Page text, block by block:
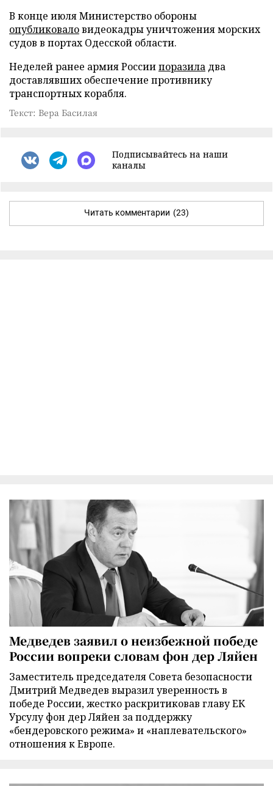
В конце июля Министерство обороны
опубликоваловидеокадры уничтожения морских
судов в портах Одесской области.
Неделей ранее армия Россиипоразила два
доставлявших обеспечение противнику
транспортных корабля.
Текст: Вера Басилая
Подписывайтесь на наши
каналы
Читать комментарии (23)
Медведев заявил о неизбежной победе
России вопреки словам фон дер Ляйен
Заместитель председателя Совета безопасности
Дмитрий Медведев выразил уверенность в
победе России, жестко раскритиковав главу ЕК
Урсулу фон дер Ляйен за поддержку
«бендеровского режима» и «наплевательского»
отношения к Европе.